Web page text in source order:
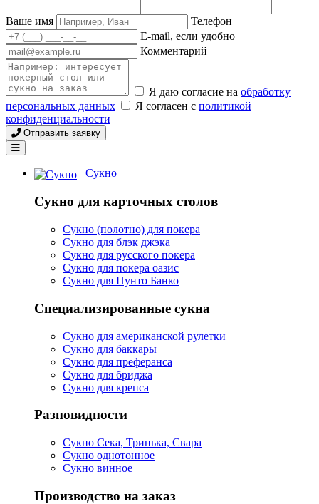
Ваше имя
Телефон
E-mail, если удобно
Комментарий
Я даю согласие на обработку
персональных данных
Я согласен с политикой
конфиденциальности
Отправить заявку
Сукно
Сукно для карточных столов
Сукно (полотно) для покера
Сукно для блэк джэка
Сукно для русского покера
Сукно для покера оазис
Сукно для Пунто Банко
Специализированные сукна
Сукно для американской рулетки
Сукно для баккары
Сукно для преферанса
Сукно для бриджа
Сукно для крепса
Разновидности
Сукно Сека, Тринька, Свара
Сукно однотонное
Сукно винное
Производство на заказ